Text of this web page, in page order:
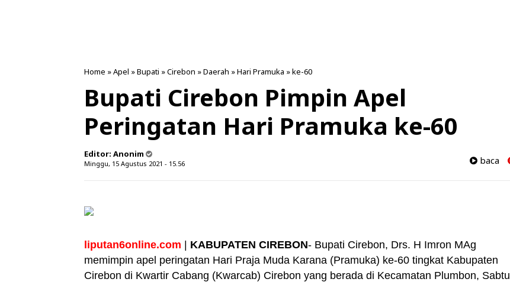
Home »Apel »Bupati »Cirebon »Daerah »Hari Pramuka »ke-60
Bupati Cirebon Pimpin Apel
Peringatan Hari Pramuka ke-60
Editor: Anonim
Minggu, 15 Agustus 2021 - 15.56 baca
liputan6online.com KABUPATEN CIREBON- Bupati Cirebon, Drs. H Imron MAg
memimpin apel peringatan Hari Praja Muda Karana (Pramuka) ke-60 tingkat Kabupaten
Cirebon di Kwartir Cabang (Kwarcab) Cirebon yang berada di Kecamatan Plumbon, Sabtu